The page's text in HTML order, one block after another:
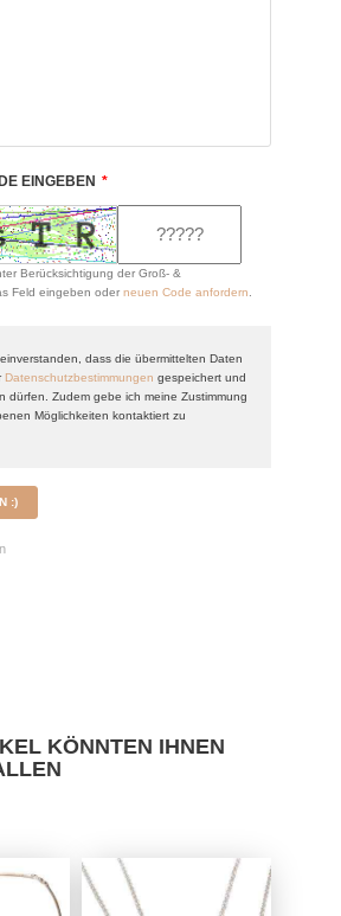
EINGEBEN *
Berücksichtigung der Groß- &
Feld eingeben oder neuen Code anfordern
dass die übermittelten Daten
Datenschutzbestimmungen gespeichert und
dürfen. Zudem gebe ich meine Zustimmung
Möglichkeiten kontaktiert zu
:)
KÖNNTEN IHNEN